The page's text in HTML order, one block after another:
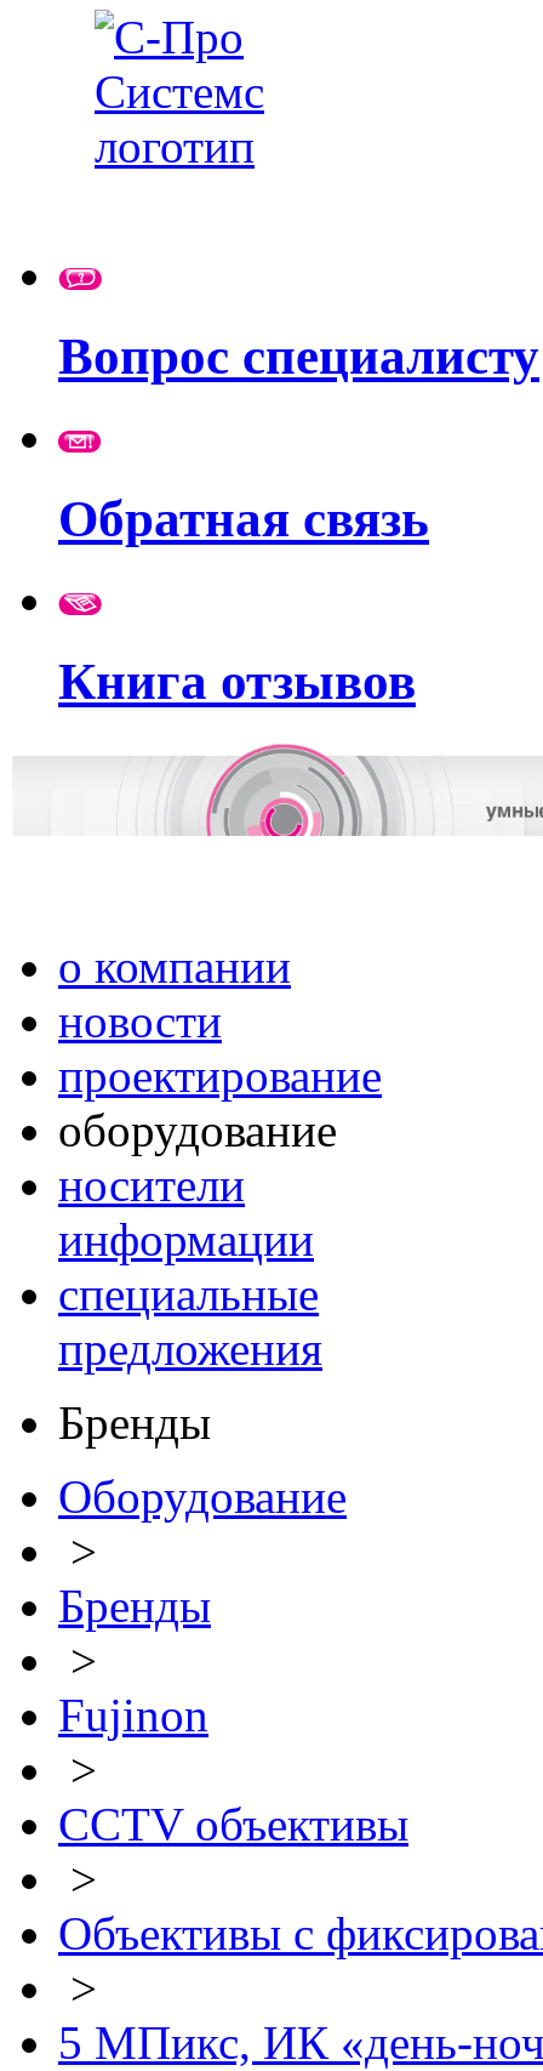
Вопрос специалисту
Обратная связь
Книга отзывов
о компании
новости
проектирование
оборудование
носители
информации
специальные
предложения
Бренды
Оборудование
>
Бренды
>
Fujinon
>
CCTV объективы
>
Объективы с
>
5 МПикс, ИК «день-